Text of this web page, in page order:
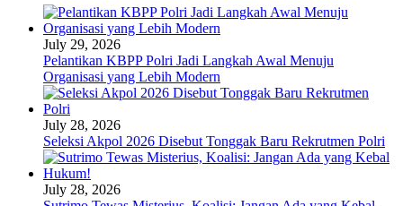
July 29, 2026
Pelantikan KBPP Polri Jadi Langkah Awal Menuju
Organisasi yang Lebih Modern
July 28, 2026
Seleksi Akpol 2026 Disebut Tonggak Baru Rekrutmen Polri
July 28, 2026